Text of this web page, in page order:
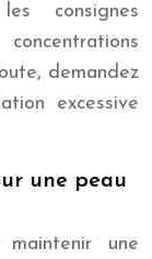
consignes
demandez
excessive
une peau
maintenir une